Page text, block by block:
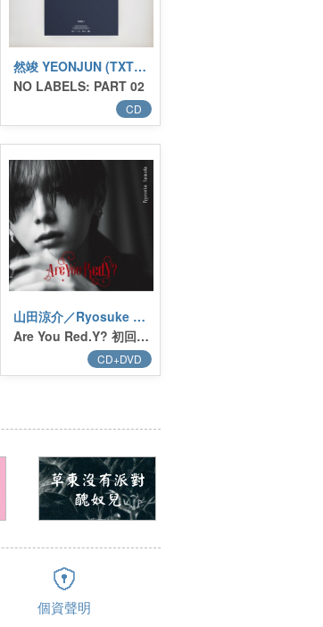
然竣 YEONJUN (TXT)／연준 (TXT)
NO LABELS: PART 02
CD
山田涼介／Ryosuke Yamada (山田涼介)
Are You Red.Y? 初回限定版1 (CD+DVD) 台壓
CD+DVD
個資聲明